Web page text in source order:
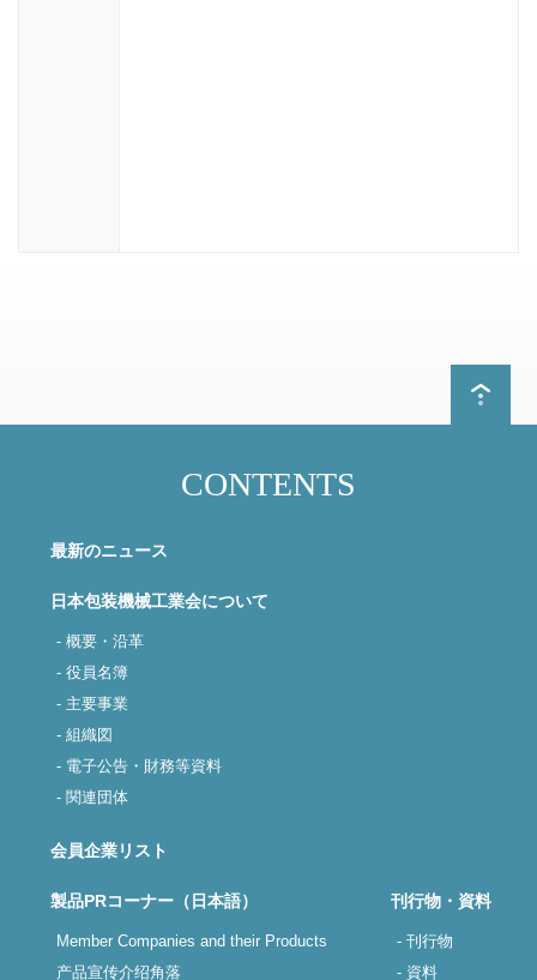
CONTENTS
最新のニュース
日本包装機械工業会について
- 概要・沿革
- 役員名簿
- 主要事業
- 組織図
- 電子公告・財務等資料
- 関連団体
会員企業リスト
製品PRコーナー（日本語）
Member Companies and their Products
产品宣传介绍角落
刊行物・資料
- 刊行物
- 資料